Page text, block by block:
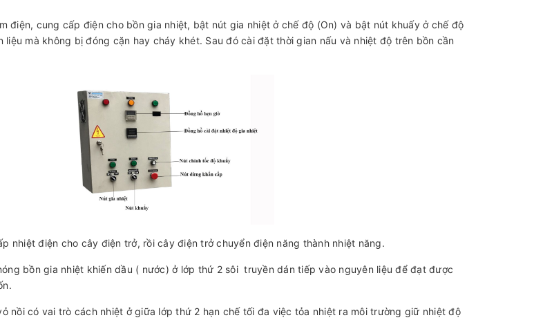
điện, cung cấp điện cho bồn gia nhiệt, bật nút gia nhiệt ở chế độ (On) và bật nút khuấy ở chế độ
liệu mà không bị đóng cặn hay cháy khét. Sau đó cài đặt thời gian nấu và nhiệt độ trên bồn cần
nhiệt điện cho cây điện trở, rồi cây điện trở chuyển điện năng thành nhiệt năng.
bồn gia nhiệt khiến dầu ( nước) ở lớp thứ 2 sôi truyền dán tiếp vào nguyên liệu để đạt được
nồi có vai trò cách nhiệt ở giữa lớp thứ 2 hạn chế tối đa việc tỏa nhiệt ra môi trường giữ nhiệt độ